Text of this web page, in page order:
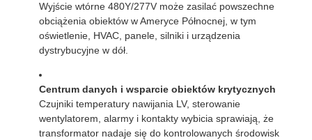
Wyjście wtórne 480Y/277V może zasilać powszechne
obciążenia obiektów w Ameryce Północnej, w tym
oświetlenie, HVAC, panele, silniki i urządzenia
dystrybucyjne w dół.
Centrum danych i wsparcie obiektów krytycznych
Czujniki temperatury nawijania LV, sterowanie
wentylatorem, alarmy i kontakty wybicia sprawiają, że
transformator nadaje się do kontrolowanych środowisk